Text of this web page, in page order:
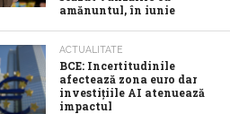
amănuntul, în iunie
ACTUALITATE
BCE: Incertitudinile
afectează zona euro dar
investițiile AI atenuează
impactul